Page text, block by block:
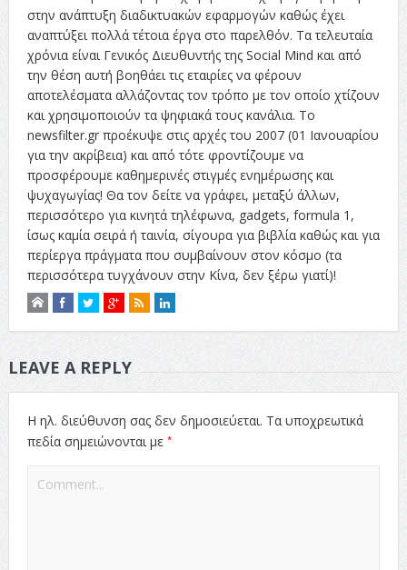
στην ανάπτυξη διαδικτυακών εφαρμογών καθώς έχει
αναπτύξει πολλά τέτοια έργα στο παρελθόν. Τα τελευταία
χρόνια είναι Γενικός Διευθυντής της Social Mind και από
την θέση αυτή βοηθάει τις εταιρίες να φέρουν
αποτελέσματα αλλάζοντας τον τρόπο με τον οποίο χτίζουν
και χρησιμοποιούν τα ψηφιακά τους κανάλια. Το
newsfilter.gr προέκυψε στις αρχές του 2007 (01 Ιανουαρίου
για την ακρίβεια) και από τότε φροντίζουμε να
προσφέρουμε καθημερινές στιγμές ενημέρωσης και
ψυχαγωγίας! Θα τον δείτε να γράφει, μεταξύ άλλων,
περισσότερο για κινητά τηλέφωνα, gadgets, formula 1,
ίσως καμία σειρά ή ταινία, σίγουρα για βιβλία καθώς και για
περίεργα πράγματα που συμβαίνουν στον κόσμο (τα
περισσότερα τυγχάνουν στην Κίνα, δεν ξέρω γιατί)!
LEAVE A REPLY
Η ηλ. διεύθυνση σας δεν δημοσιεύεται. Τα υποχρεωτικά
πεδία σημειώνονται με *